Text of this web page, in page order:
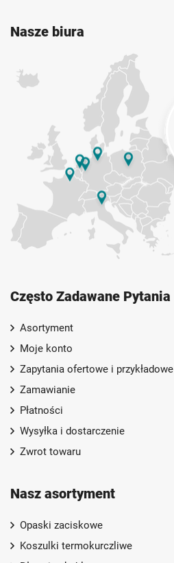
Nasze biura
Często Zadawane Pytania
Asortyment
Moje konto
Zapytania ofertowe i przykładowe
Zamawianie
Płatności
Wysyłka i dostarczenie
Zwrot towaru
Nasz asortyment
Opaski zaciskowe
Koszulki termokurczliwe